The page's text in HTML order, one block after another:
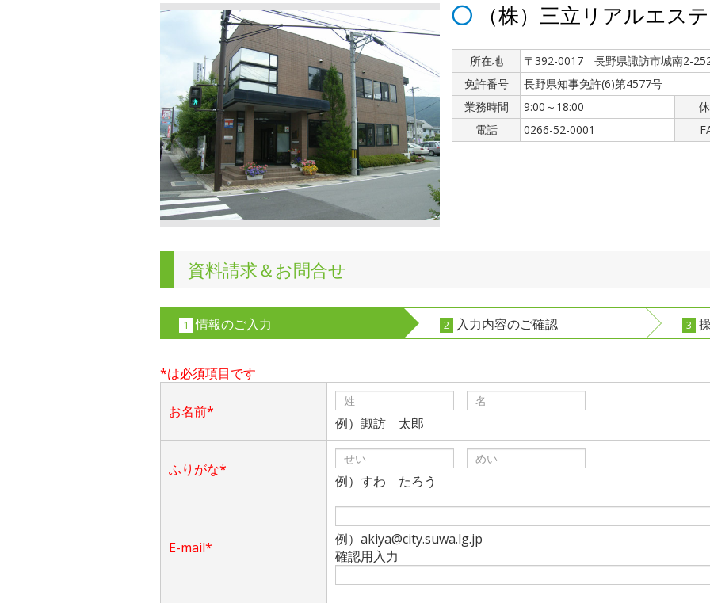
（株）三立リアルエス
所在地
〒392-0017 長野県諏訪市城南2-
免許番号
長野県知事免許(6)第4577号
業務時間
9:00～18:00
電話
0266-52-0001
資料請求＆お問合せ
1 情報のご入力 2 入力内容のご確認 3
*は必須項目です
お名前*
例）諏訪 太郎
ふりがな*
例）すわ たろう
E-mail*
例）akiya@city.suwa.lg.jp
確認用入力